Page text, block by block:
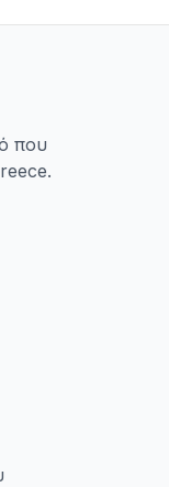
που